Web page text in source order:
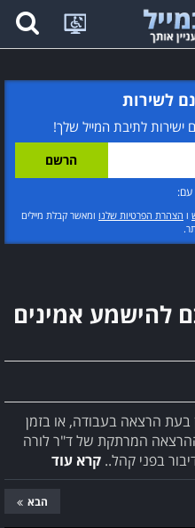
לשירות
ישירות לתיבת המייל שלך!
ו הצהרת הפרטיות שלנו ומאשר קבלת מיילים
להישמע אמינים
בעת הרצאה בעבודה, או בזמן
המרתקת של ד"ר לורה
בפני קהל.. קרא עוד
הבא